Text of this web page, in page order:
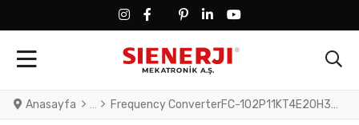
FACEBOOK SOCIAL LINK
FACEBOOK SOCIAL LINK
TWITTER SOCIAL LINK
PINTEREST SOCIAL LINK
LINKEDIN SOCIAL LINK
YOUTUBE SOCIAL LINK
Anasayfa Frequency ConverterFC-102P11KT4E20H3XXXXXXSXXXXAXBXCXXXXDXVLT® HVAC Drive FC-102(P11K) 11 KW / 15 HP, Three phase380 - 480 VAC, (E20) IP20 / Chassis(H3) RFI Class A1/B (C1)No brake chopperNo Loc. Cont. PanelNot coated PCB, No Mains OptionLatest release std. SW.Frame: B3No C1 option, No D optionNo A